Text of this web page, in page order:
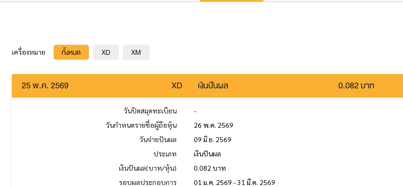
เครื่องหมาย ทั้งหมด XD XM
25 พ.ค. 2569 XD เงินปันผล 0.082 บาท
วันปิดสมุดทะเบียน
-
วันกำหนดรายชื่อผู้ถือหุ้น
26 พ.ค. 2569
วันจ่ายปันผล
09 มิ.ย. 2569
ประเภท
เงินปันผล
เงินปันผล(บาท/หุ้น)
0.082 บาท
รอบผลประกอบการ
01 ม.ค. 2569 - 31 มี.ค. 2569